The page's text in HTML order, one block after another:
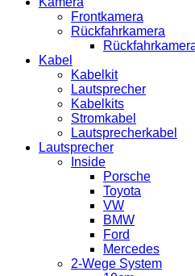
Frontkamera
Rückfahrkamera
Kabel
Kabelkit
Lautsprecher
Kabelkits
Stromkabel
Lautsprecherkabel
Lautsprecher
Inside
Porsche
Toyota
VW
BMW
Ford
Mercedes
2-Wege System